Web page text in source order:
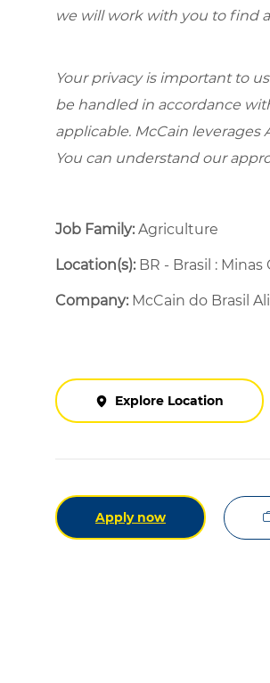
we will work with you to find
Your privacy is important to
be handled in accordance
applicable. McCain
You can understand our
Job Family:Agriculture
Location(s):BR - Brasil : Minas
Company: McCain do Brasil
Explore Location
Apply now